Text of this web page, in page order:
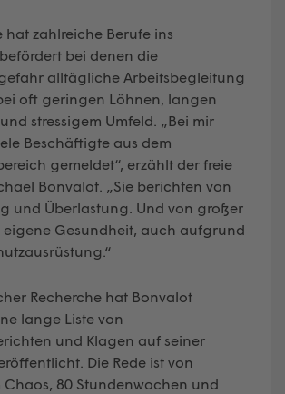
hat zahlreiche Berufe ins
bei denen die
alltägliche Arbeitsbegleitung
oft geringen Löhnen, langen
stressigem Umfeld. „Bei mir
Beschäftigte aus dem
gemeldet“, erzählt der freie
Bonvalot. „Sie berichten von
und Überlastung. Und von großer
eigene Gesundheit, auch aufgrund
Recherche hat Bonvalot
lange Liste von
und Klagen auf seiner
Die Rede ist von
80 Stundenwochen und